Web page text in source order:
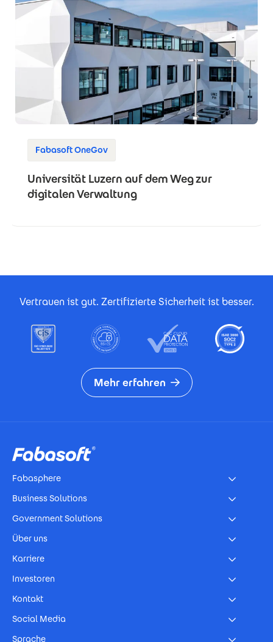
Fabasoft OneGov
Universität Luzern auf dem Weg zur
digitalen Verwaltung
Vertrauen ist gut. Zertifizierte Sicherheit ist besser.
Mehr erfahren
Fabasphere
Business Solutions
Government Solutions
Über uns
Karriere
Investoren
Kontakt
Social Media
Sprache